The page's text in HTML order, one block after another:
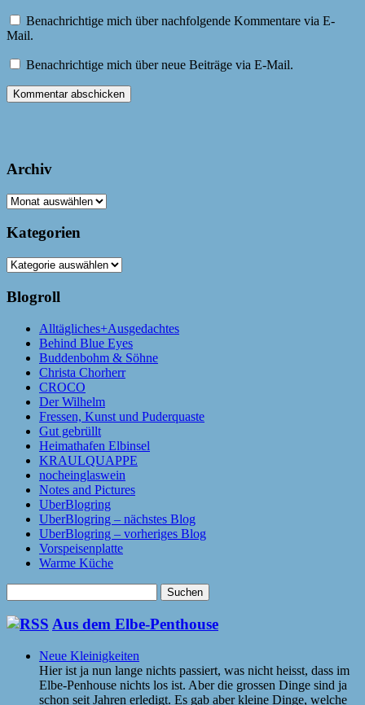
Benachrichtige mich über nachfolgende Kommentare via E-
Mail.
Benachrichtige mich über neue Beiträge via E-Mail.
Archiv
Archiv
Kategorien
Kategorien
Blogroll
Alltägliches+Ausgedachtes
Behind Blue Eyes
Buddenbohm & Söhne
Christa Chorherr
CROCO
Der Wilhelm
Fressen, Kunst und Puderquaste
Gut gebrüllt
Heimathafen Elbinsel
KRAULQUAPPE
nocheinglaswein
Notes and Pictures
UberBlogring
UberBlogring – nächstes Blog
UberBlogring – vorheriges Blog
Vorspeisenplatte
Warme Küche
nach:
Aus dem Elbe-Penthouse
Neue Kleinigkeiten
Hier ist ja nun lange nichts passiert, was nicht heisst, dass im
Elbe-Penhouse nichts los ist. Aber die grossen Dinge sind ja
schon seit Jahren erledigt. Es gab aber kleine Dinge, welche